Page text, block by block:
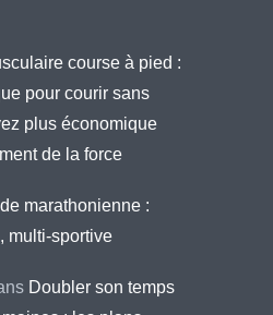
course à pied :
pour courir sans
plus économique
de la force
marathonienne :
multi-sportive
Doubler son temps